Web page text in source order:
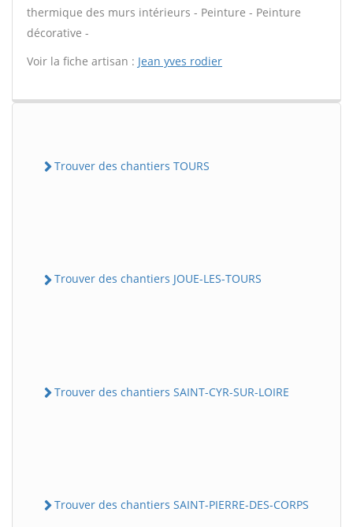
thermique des murs intérieurs - Peinture - Peinture
décorative -
Voir la fiche artisan : Jean yves rodier
Trouver des chantiers TOURS
Trouver des chantiers JOUE-LES-TOURS
Trouver des chantiers SAINT-CYR-SUR-LOIRE
Trouver des chantiers SAINT-PIERRE-DES-CORPS